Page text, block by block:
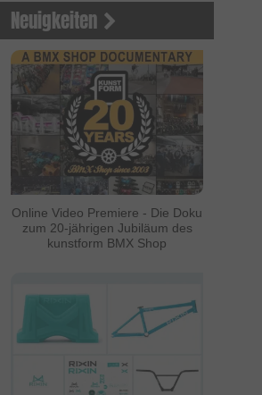
Neuigkeiten
Online Video Premiere - Die Doku
zum 20-jährigen Jubiläum des
kunstform BMX Shop